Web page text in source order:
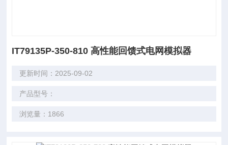
IT79135P-350-810 高性能回馈式电网模拟器
更新时间：2025-09-02
产品型号：
浏览量：1866